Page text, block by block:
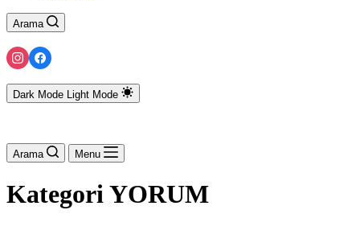
Arama
Dark Mode Light Mode
Arama Menu
KategoriYORUM